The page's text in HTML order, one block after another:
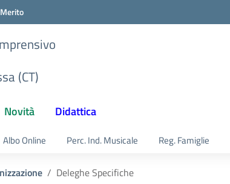
(CT)
Novità Didattica
Albo Online Perc. Ind. Musicale Reg. Famiglie
Deleghe Specifiche